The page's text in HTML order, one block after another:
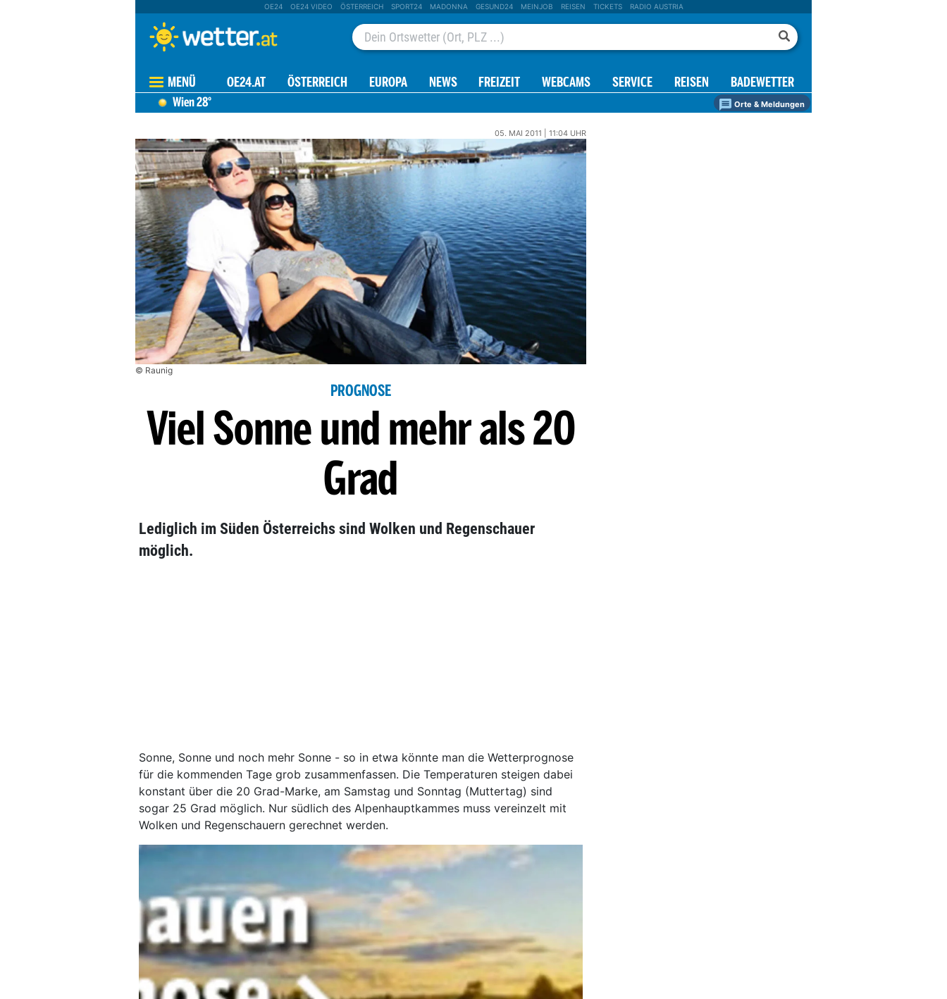
OE24 OE24 VIDEO ÖSTERREICH SPORT24 MADONNA GESUND24 MEINJOB REISEN TICKETS RADIO AUSTRIA
MENÜ OE24.AT ÖSTERREICH EUROPA NEWS FREIZEIT WEBCAMS SERVICE REISEN BADEWETTER
Wien28° Orte & Meldungen
05. MAI 2011 | 11:04 UHR
© Raunig
PROGNOSE
Viel Sonne und mehr als 20
Grad
Lediglich im Süden Österreichs sind Wolken und Regenschauer
möglich.
Sonne, Sonne und noch mehr Sonne - so in etwa könnte man die Wetterprognose
für die kommenden Tage grob zusammenfassen. Die Temperaturen steigen dabei
konstant über die 20 Grad-Marke, am Samstag und Sonntag (Muttertag) sind
sogar 25 Grad möglich. Nur südlich des Alpenhauptkammes muss vereinzelt mit
Wolken und Regenschauern gerechnet werden.